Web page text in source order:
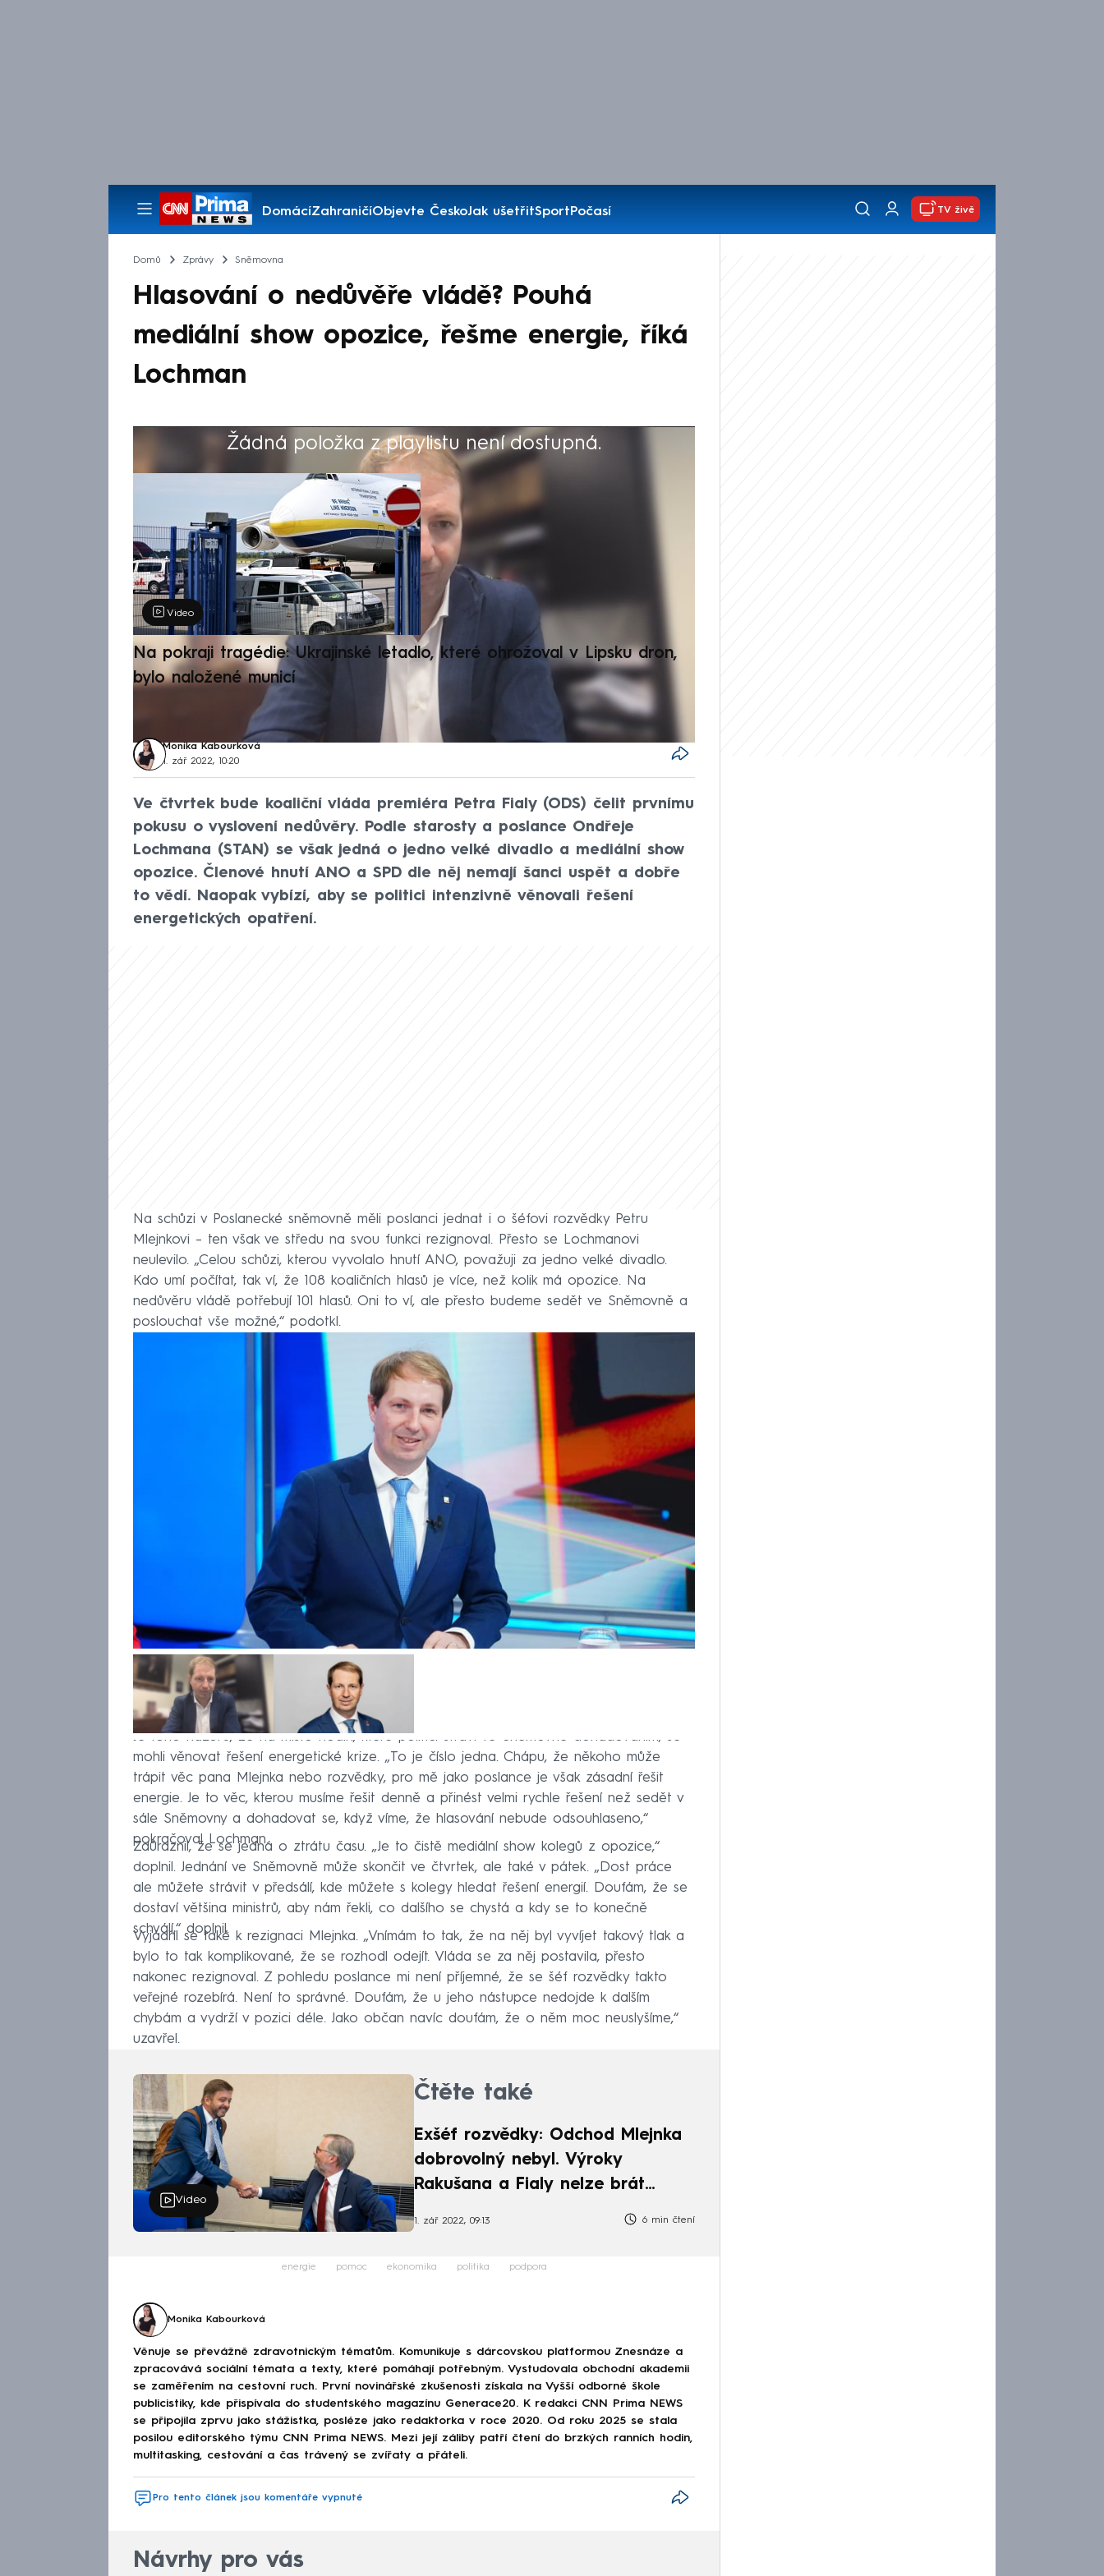
DomácíZahraničíObjevte ČeskoJak ušetřitSportPočasí
Pořady
TV živě
Domů Zprávy Sněmovna
Hlasování o nedůvěře vládě? Pouhá
mediální show opozice, řešme energie, říká
Lochman
Žádná položka z playlistu není dostupná.
Výběr redakce
Video
Na pokraji tragédie: Ukrajinské letadlo, které ohrožoval v Lipsku dron,
bylo naložené municí
Monika Kabourková
1. zář 2022, 10:20
Ve čtvrtek bude koaliční vláda premiéra Petra Fialy (ODS) čelit prvnímu
pokusu o vyslovení nedůvěry. Podle starosty a poslance Ondřeje
Lochmana (STAN) se však jedná o jedno velké divadlo a mediální show
opozice. Členové hnutí ANO a SPD dle něj nemají šanci uspět a dobře
to vědí. Naopak vybízí, aby se politici intenzivně věnovali řešení
energetických opatření.
Na schůzi v Poslanecké sněmovně měli poslanci jednat i o šéfovi rozvědky Petru
Mlejnkovi – ten však ve středu na svou funkci rezignoval. Přesto se Lochmanovi
neulevilo. „Celou schůzi, kterou vyvolalo hnutí ANO, považuji za jedno velké divadlo.
Kdo umí počítat, tak ví, že 108 koaličních hlasů je více, než kolik má opozice. Na
nedůvěru vládě potřebují 101 hlasů. Oni to ví, ale přesto budeme sedět ve Sněmovně a
poslouchat vše možné,“ podotkl.
Je toho názoru, že na místo hodin, které politici stráví ve Sněmovně dohadováním, se
mohli věnovat řešení energetické krize. „To je číslo jedna. Chápu, že někoho může
trápit věc pana Mlejnka nebo rozvědky, pro mě jako poslance je však zásadní řešit
energie. Je to věc, kterou musíme řešit denně a přinést velmi rychle řešení než sedět v
sále Sněmovny a dohadovat se, když víme, že hlasování nebude odsouhlaseno,“
pokračoval Lochman.
Zdůraznil, že se jedná o ztrátu času. „Je to čistě mediální show kolegů z opozice,“
doplnil. Jednání ve Sněmovně může skončit ve čtvrtek, ale také v pátek. „Dost práce
ale můžete strávit v předsálí, kde můžete s kolegy hledat řešení energií. Doufám, že se
dostaví většina ministrů, aby nám řekli, co dalšího se chystá a kdy se to konečně
schválí,“ doplnil.
Vyjádřil se také k rezignaci Mlejnka. „Vnímám to tak, že na něj byl vyvíjet takový tlak a
bylo to tak komplikované, že se rozhodl odejít. Vláda se za něj postavila, přesto
nakonec rezignoval. Z pohledu poslance mi není příjemné, že se šéf rozvědky takto
veřejné rozebírá. Není to správné. Doufám, že u jeho nástupce nedojde k dalším
chybám a vydrží v pozici déle. Jako občan navíc doufám, že o něm moc neuslyšíme,“
uzavřel.
Video
Čtěte také
Exšéf rozvědky: Odchod Mlejnka
dobrovolný nebyl. Výroky
Rakušana a Fialy nelze brát
1. zář 2022, 09:13 6 min čtení
energie pomoc ekonomika politika podpora
Monika Kabourková
Věnuje se převážně zdravotnickým tématům. Komunikuje s dárcovskou platformou Znesnáze a
zpracovává sociální témata a texty, které pomáhají potřebným. Vystudovala obchodní akademii
se zaměřením na cestovní ruch. První novinářské zkušenosti získala na Vyšší odborné škole
publicistiky, kde přispívala do studentského magazínu Generace20. K redakci CNN Prima NEWS
se připojila zprvu jako stážistka, posléze jako redaktorka v roce 2020. Od roku 2025 se stala
posilou editorského týmu CNN Prima NEWS. Mezi její záliby patří čtení do brzkých ranních hodin,
multitasking, cestování a čas trávený se zvířaty a přáteli.
Pro tento článek jsou komentáře vypnuté
Návrhy pro vás